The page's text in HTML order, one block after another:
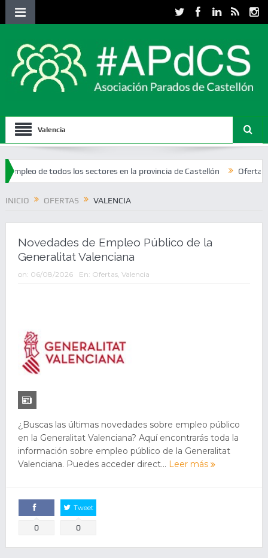
Valencia
todos los sectores en la provincia de Castellón Ofertas de
INICIO OFERTAS VALENCIA
Novedades de Empleo Público de la
Generalitat Valenciana
on: 06/08/2026 En: Ofertas, Valencia
¿Buscas las últimas novedades sobre empleo público
en la Generalitat Valenciana? Aquí encontrarás toda la
información sobre empleo público de la Generalitat
Valenciana. Puedes acceder direct... Leer más
Comparte
0
Tweet
0